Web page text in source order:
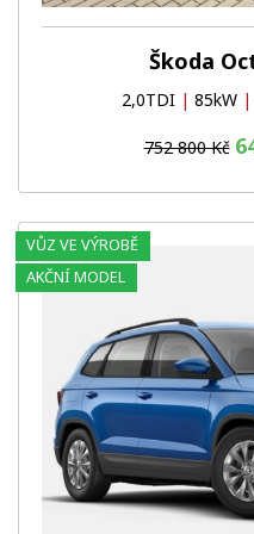
Škoda
2,0TDI | 85kW |
752 800 Kč
VŮZ VE VÝROBĚ
AKČNÍ MODEL